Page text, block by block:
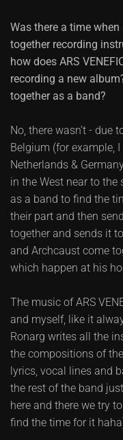
Was there a time
together recording
how does ARS
recording a new
together as a band?
No, there wasn’t - due
Belgium (for example,
Netherlands &
in the West near to
as a band to find the
their part and then
together and sends it
and Archcaust come
which happen at his
The music of ARS
and myself, like it
Ronarg writes all the
the compositions of
lyrics, vocal lines and
the rest of the band
here and there we try
find the time for it